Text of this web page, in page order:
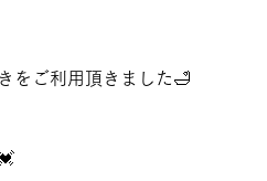
をご利用頂きました🛁